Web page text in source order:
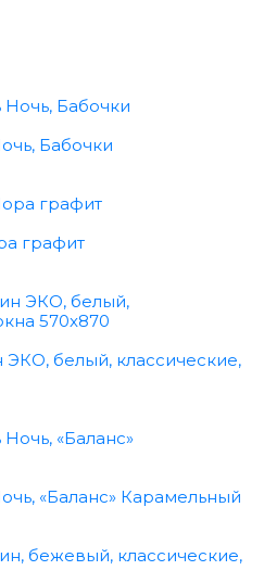
Бабочки
графит
белый, классические,
«Баланс» Карамельный